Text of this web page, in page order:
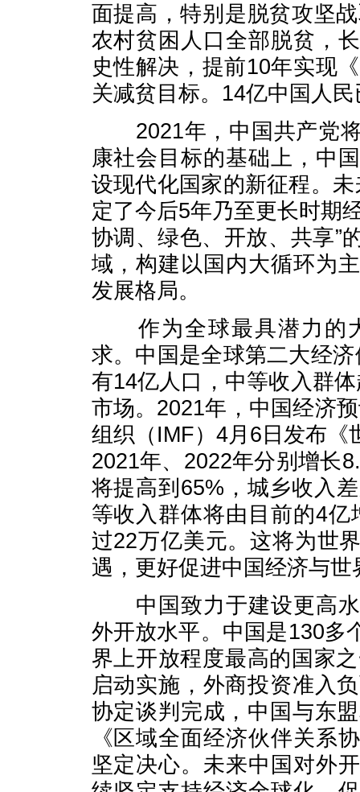
面提高，特别是脱贫攻坚
农村贫困人口全部脱贫，
史性解决，提前10年实现
关减贫目标。14亿中国人
2021年，中国共产党
康社会目标的基础上，中
设现代化国家的新征程。
定了今后5年乃至更长时期
协调、绿色、开放、共享”
域，构建以国内大循环为
发展格局。
作为全球最具潜力的
求。中国是全球第二大经
有14亿人口，中等收入群
市场。2021年，中国经济
组织（IMF）4月6日发布《
2021年、2022年分别增长
将提高到65%，城乡收入
等收入群体将由目前的4
过22万亿美元。这将为世
遇，更好促进中国经济与
中国致力于建设更高
外开放水平。中国是130多
界上开放程度最高的国家
启动实施，外商投资准入
协定谈判完成，中国与东
《区域全面经济伙伴关系
坚定决心。未来中国对外